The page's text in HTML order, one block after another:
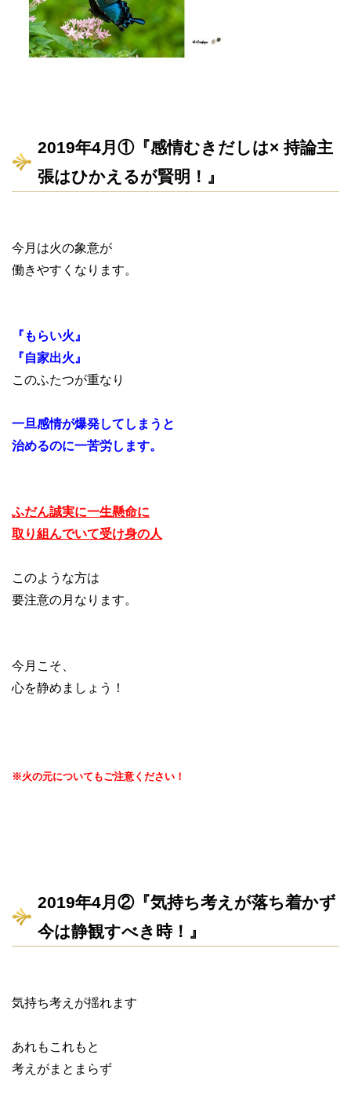
2019年4月①『感情むきだしは× 持論主
張はひかえるが賢明！』
今月は火の象意が
働きやすくなります。
『もらい火』
『自家出火』
このふたつが重なり
一旦感情が爆発してしまうと
治めるのに一苦労します。
ふだん誠実に一生懸命に
取り組んでいて受け身の人
このような方は
要注意の月なります。
今月こそ、
心を静めましょう！
※火の元についてもご注意ください！
2019年4月②『気持ち考えが落ち着かず
今は静観すべき時！』
気持ち考えが揺れます
あれもこれもと
考えがまとまらず